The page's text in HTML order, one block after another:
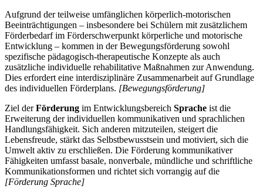
Aufgrund der teilweise umfänglichen körperlich-motorischen
Beeinträchtigungen – insbesondere bei Schülern mit zusätzlichem
Förderbedarf im Förderschwerpunkt körperliche und motorische
Entwicklung – kommen in der Bewegungsförderung sowohl
spezifische pädagogisch-therapeutische Konzepte als auch
zusätzliche individuelle rehabilitative Maßnahmen zur Anwendung.
Dies erfordert eine interdisziplinäre Zusammenarbeit auf Grundlage
des individuellen Förderplans. [Bewegungsförderung]
Ziel derFörderung im Entwicklungsbereich Sprache ist die
Erweiterung der individuellen kommunikativen und sprachlichen
Handlungsfähigkeit. Sich anderen mitzuteilen, steigert die
Lebensfreude, stärkt das Selbstbewusstsein und motiviert, sich die
Umwelt aktiv zu erschließen. Die Förderung kommunikativer
Fähigkeiten umfasst basale, nonverbale, mündliche und schriftliche
Kommunikationsformen und richtet sich vorrangig auf die
[Förderung Sprache]